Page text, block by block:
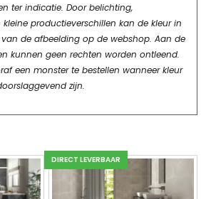
ter indicatie. Door belichting,
productieverschillen kan de kleur in
de afbeelding op de webshop. Aan de
kunnen geen rechten worden ontleend.
een monster te bestellen wanneer kleur
zijn.
DIRECT LEVERBAAR